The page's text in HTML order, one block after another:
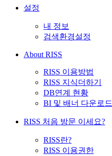
설정
내 정보
검색환경설정
About RISS
RISS 이용방법
RISS 지식더하기
DB연계 현황
BI 및 배너 다운로드
RISS 처음 방문 이세요?
RISS란?
RISS 이용권한